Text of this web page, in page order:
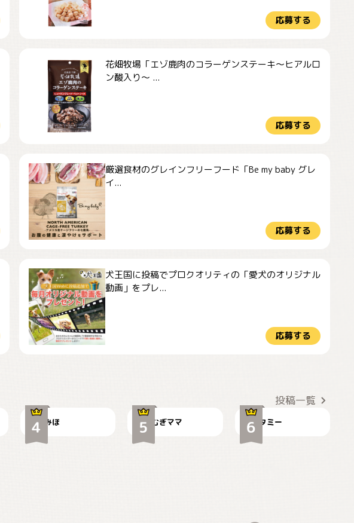
応募する
花畑牧場「エゾ鹿肉のコラーゲンステーキ～ヒアルロ
ン酸入り～ ...
応募する
厳選食材のグレインフリーフード「Be my baby グレ
イ...
応募する
犬王国に投稿でプロクオリティの「愛犬のオリジナル
動画」をプレ...
応募する
投稿一覧
みほ むぎママ タミー